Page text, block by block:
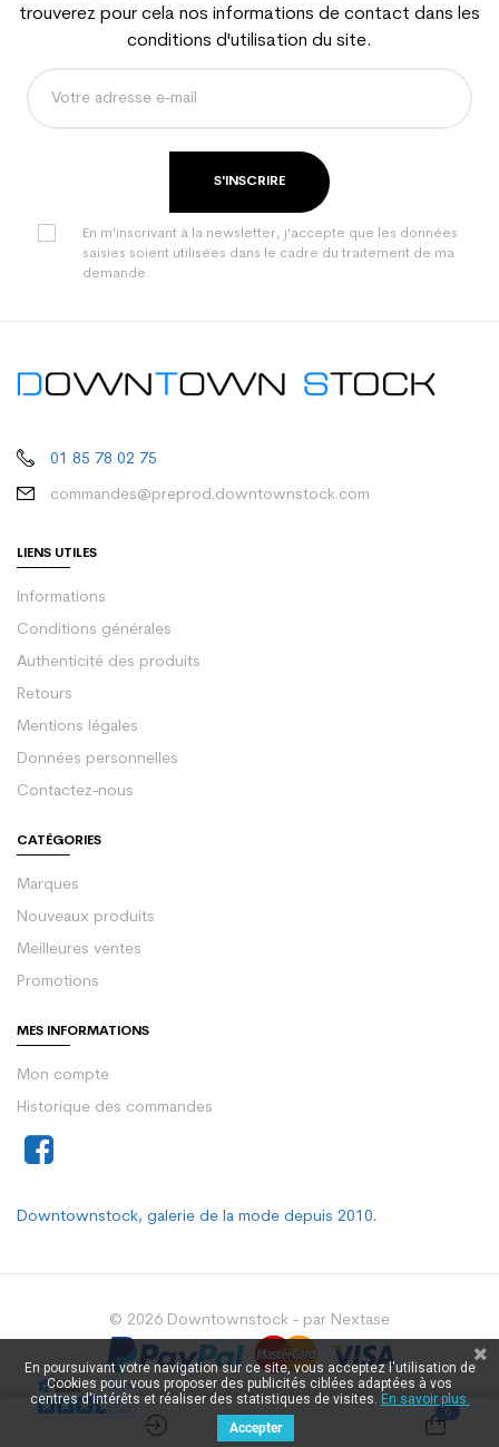
0
trouverez pour cela nos informations de contact dans les
conditions d'utilisation du site.
S'INSCRIRE
En m'inscrivant à la newsletter, j'accepte que les données
saisies soient utilisées dans le cadre du traitement de ma
demande.
01 85 78 02 75
commandes@preprod.downtownstock.com
LIENS UTILES
Informations
Conditions générales
Authenticité des produits
Retours
Mentions légales
Données personnelles
Contactez-nous
CATÉGORIES
Marques
Nouveaux produits
Meilleures ventes
Promotions
MES INFORMATIONS
Mon compte
Historique des commandes
Downtownstock, galerie de la mode depuis 2010.
© 2026 Downtownstock - par Nextase
En poursuivant votre navigation sur ce site, vous acceptez l'utilisation de
Cookies pour vous proposer des publicités ciblées adaptées à vos
centres d'intérêts et réaliser des statistiques de visites. En savoir plus.
Accepter